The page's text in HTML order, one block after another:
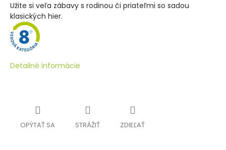
Užite si veľa zábavy s rodinou či priateľmi so sadou
klasických hier.
Detailné informácie
OPÝTAŤ SA STRÁŽIŤ ZDIEĽAŤ